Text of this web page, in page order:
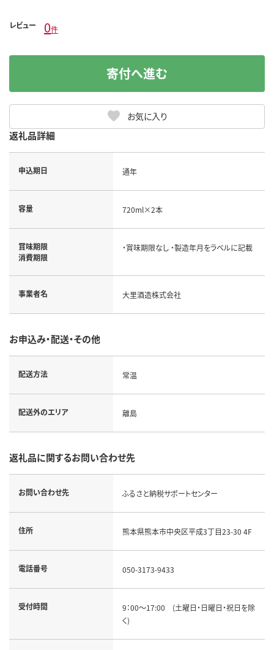
レビュー 0件
お気に入り
寄付へ進む
返礼品詳細
申込期日 通年
容量 720ml×2本
賞味期限
消費期限
・賞味期限なし ・製造年月をラベルに記載
事業者名 大里酒造株式会社
お申込み・配送・その他
配送方法 常温
配送外のエリア 離島
返礼品に関するお問い合わせ先
お問い合わせ先 ふるさと納税サポートセンター
住所 熊本県熊本市中央区平成3丁目23-30 4F
電話番号 050-3173-9433
受付時間
9：00～17:00 (土曜日・日曜日・祝日を除
く)